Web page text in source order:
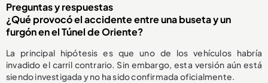
Preguntas y respuestas
¿Qué provocó el accidente entre una buseta y un
furgón en el Túnel de Oriente?
La principal hipótesis es que uno de los vehículos habría
invadido el carril contrario. Sin embargo, esta versión aún está
siendo investigada y no ha sido confirmada oficialmente.